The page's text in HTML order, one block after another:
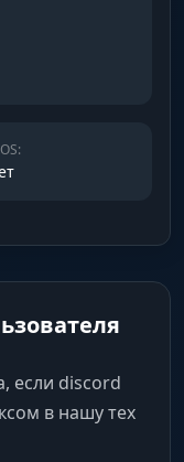
если discord
в нашу тех